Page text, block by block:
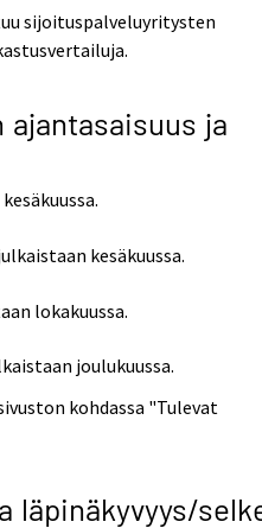
sijoituspalveluyritysten
ja
kesäkuussa.
lokakuussa.
joulukuussa.
kohdassa "Tulevat
läpinäkyvyys/